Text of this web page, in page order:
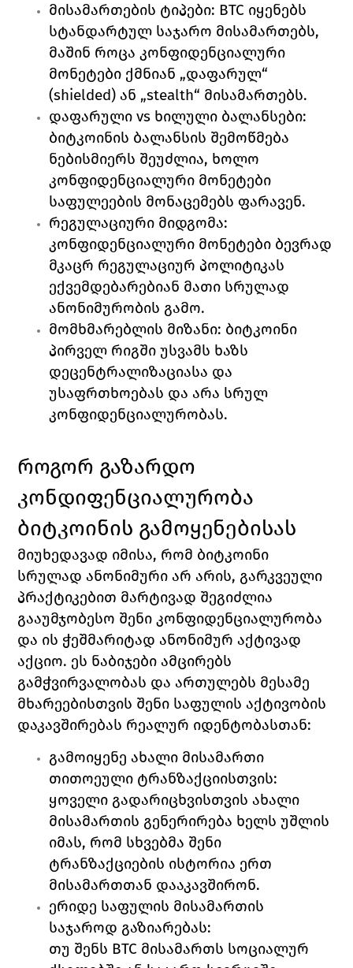
მისამართების ტიპები: BTC იყენებს
სტანდარტულ საჯარო მისამართებს,
მაშინ როცა კონფიდენციალური
მონეტები ქმნიან „დაფარულ“
(shielded) ან „stealth“ მისამართებს.
დაფარული vs ხილული ბალანსები:
ბიტკოინის ბალანსის შემოწმება
ნებისმიერს შეუძლია, ხოლო
კონფიდენციალური მონეტები
საფულეების მონაცემებს ფარავენ.
რეგულაციური მიდგომა:
კონფიდენციალური მონეტები ბევრად
მკაცრ რეგულაციურ პოლიტიკას
ექვემდებარებიან მათი სრულად
ანონიმურობის გამო.
მომხმარებლის მიზანი: ბიტკოინი
პირველ რიგში უსვამს ხაზს
დეცენტრალიზაციასა და
უსაფრთხოებას და არა სრულ
კონფიდენციალურობას.
როგორ გაზარდო
კონდიფენციალურობა
ბიტკოინის გამოყენებისას
მიუხედავად იმისა, რომ ბიტკოინი
სრულად ანონიმური არ არის, გარკვეული
პრაქტიკებით მარტივად შეგიძლია
გააუმჯობესო შენი კონფიდენციალურობა
და ის ჭეშმარიტად ანონიმურ აქტივად
აქციო. ეს ნაბიჯები ამცირებს
გამჭვირვალობას და ართულებს მესამე
მხარეებისთვის შენი საფულის აქტივობის
დაკავშირებას რეალურ იდენტობასთან:
გამოიყენე ახალი მისამართი
თითოეული ტრანზაქციისთვის:
ყოველი გადარიცხვისთვის ახალი
მისამართის გენერირება ხელს უშლის
იმას, რომ სხვებმა შენი
ტრანზაქციების ისტორია ერთ
მისამართთან დააკავშირონ.
ერიდე საფულის მისამართის
საჯაროდ გაზიარებას:
თუ შენს BTC მისამართს სოციალურ